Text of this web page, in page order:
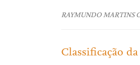
RAYMUNDO MARTINS
Classificação